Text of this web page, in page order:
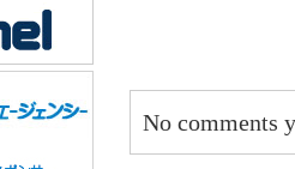
No comments